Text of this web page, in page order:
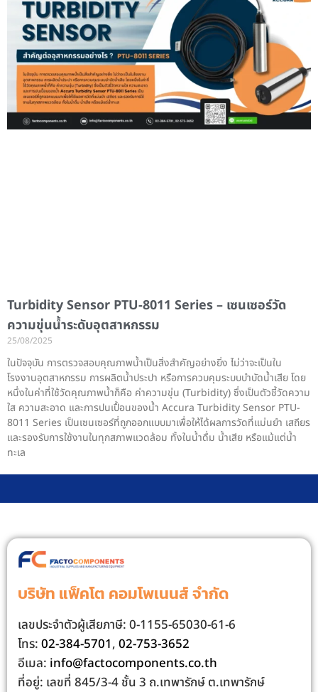
Turbidity Sensor PTU-8011 Series – เซนเซอร์วัด
ความขุ่นน้ำระดับอุตสาหกรรม
25/08/2025
ในปัจจุบัน การตรวจสอบคุณภาพน้ำเป็นสิ่งสำคัญอย่างยิ่ง ไม่ว่าจะเป็นใน
โรงงานอุตสาหกรรม การผลิตน้ำประปา หรือการควบคุมระบบบำบัดน้ำเสีย โดย
หนึ่งในค่าที่ใช้วัดคุณภาพน้ำก็คือ ค่าความขุ่น (Turbidity) ซึ่งเป็นตัวชี้วัดความ
ใส ความสะอาด และการปนเปื้อนของน้ำ Accura Turbidity Sensor PTU-
8011 Series เป็นเซนเซอร์ที่ถูกออกแบบมาเพื่อให้ได้ผลการวัดที่แม่นยำ เสถียร
และรองรับการใช้งานในทุกสภาพแวดล้อม ทั้งในน้ำดื่ม น้ำเสีย หรือแม้แต่น้ำ
ทะเล
บริษัท แฟ็คโต คอมโพเนนส์ จํากัด
เลขประจําตัวผู้เสียภาษี: 0-1155-65030-61-6
โทร:02-384-5701,02-753-3652
อีเมล: info@factocomponents.co.th
ที่อยู่: เลขที่ 845/3-4 ชั้น 3 ถ.เทพารักษ์ ต.เทพารักษ์